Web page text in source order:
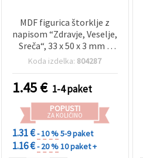
MDF figurica štorklje z
napisom “Zdravje, Veselje,
Sreča“, 33 x 50 x 3 mm –
paket 5 kosov, za
Koda izdelka: 804287
1.45€ 1-4 paket
POPUSTI
ZA KOLIČINO
1.31 €- 10 %5-9 paket
1.16 €- 20 %10 paket +